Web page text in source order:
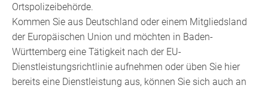
Ortspolizeibehörde.
Kommen Sie aus Deutschland oder einem Mitgliedsland
der Europäischen Union und möchten in Baden-
Württemberg eine Tätigkeit nach der EU-
Dienstleistungsrichtlinie aufnehmen oder üben Sie hier
bereits eine Dienstleistung aus, können Sie sich auch an